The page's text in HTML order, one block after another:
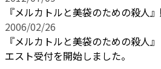
『メルカトルと美袋のための殺人
2006/02/26
『メルカトルと美袋のための殺人
エスト受付を開始しました。